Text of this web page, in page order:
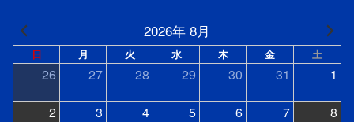
2026年 8月
日 月 火 水 木 金 土
26 27 28 29 30 31 1
2 3 4 5 6 7 8